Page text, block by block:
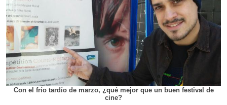
Con el frío tardío de marzo, ¿qué mejor que un buen festival de
cine?